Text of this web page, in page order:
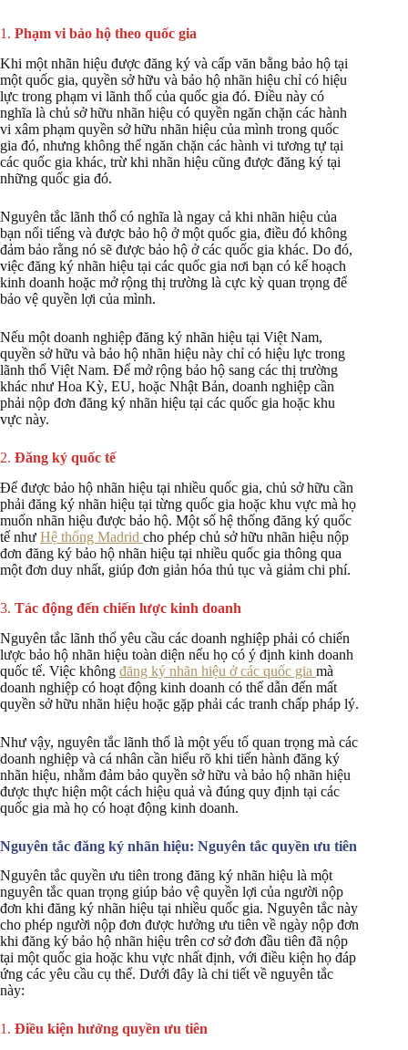
1. Phạm vi bảo hộ theo quốc gia
Khi một nhãn hiệu được đăng ký và cấp văn bằng bảo hộ tại
một quốc gia, quyền sở hữu và bảo hộ nhãn hiệu chỉ có hiệu
lực trong phạm vi lãnh thổ của quốc gia đó. Điều này có
nghĩa là chủ sở hữu nhãn hiệu có quyền ngăn chặn các hành
vi xâm phạm quyền sở hữu nhãn hiệu của mình trong quốc
gia đó, nhưng không thể ngăn chặn các hành vi tương tự tại
các quốc gia khác, trừ khi nhãn hiệu cũng được đăng ký tại
những quốc gia đó.
Nguyên tắc lãnh thổ có nghĩa là ngay cả khi nhãn hiệu của
bạn nổi tiếng và được bảo hộ ở một quốc gia, điều đó không
đảm bảo rằng nó sẽ được bảo hộ ở các quốc gia khác. Do đó,
việc đăng ký nhãn hiệu tại các quốc gia nơi bạn có kế hoạch
kinh doanh hoặc mở rộng thị trường là cực kỳ quan trọng để
bảo vệ quyền lợi của mình.
Nếu một doanh nghiệp đăng ký nhãn hiệu tại Việt Nam,
quyền sở hữu và bảo hộ nhãn hiệu này chỉ có hiệu lực trong
lãnh thổ Việt Nam. Để mở rộng bảo hộ sang các thị trường
khác như Hoa Kỳ, EU, hoặc Nhật Bản, doanh nghiệp cần
phải nộp đơn đăng ký nhãn hiệu tại các quốc gia hoặc khu
vực này.
2. Đăng ký quốc tế
Để được bảo hộ nhãn hiệu tại nhiều quốc gia, chủ sở hữu cần
phải đăng ký nhãn hiệu tại từng quốc gia hoặc khu vực mà họ
muốn nhãn hiệu được bảo hộ. Một số hệ thống đăng ký quốc
tế như Hệ thống Madrid cho phép chủ sở hữu nhãn hiệu nộp
đơn đăng ký bảo hộ nhãn hiệu tại nhiều quốc gia thông qua
một đơn duy nhất, giúp đơn giản hóa thủ tục và giảm chi phí.
3. Tác động đến chiến lược kinh doanh
Nguyên tắc lãnh thổ yêu cầu các doanh nghiệp phải có chiến
lược bảo hộ nhãn hiệu toàn diện nếu họ có ý định kinh doanh
quốc tế. Việc không đăng ký nhãn hiệu ở các quốc gia mà
doanh nghiệp có hoạt động kinh doanh có thể dẫn đến mất
quyền sở hữu nhãn hiệu hoặc gặp phải các tranh chấp pháp lý.
Như vậy, nguyên tắc lãnh thổ là một yếu tố quan trọng mà các
doanh nghiệp và cá nhân cần hiểu rõ khi tiến hành đăng ký
nhãn hiệu, nhằm đảm bảo quyền sở hữu và bảo hộ nhãn hiệu
được thực hiện một cách hiệu quả và đúng quy định tại các
quốc gia mà họ có hoạt động kinh doanh.
Nguyên tắc đăng ký nhãn hiệu: Nguyên tắc quyền ưu tiên
Nguyên tắc quyền ưu tiên trong đăng ký nhãn hiệu là một
nguyên tắc quan trọng giúp bảo vệ quyền lợi của người nộp
đơn khi đăng ký nhãn hiệu tại nhiều quốc gia. Nguyên tắc này
cho phép người nộp đơn được hưởng ưu tiên về ngày nộp đơn
khi đăng ký bảo hộ nhãn hiệu trên cơ sở đơn đầu tiên đã nộp
tại một quốc gia hoặc khu vực nhất định, với điều kiện họ đáp
ứng các yêu cầu cụ thể. Dưới đây là chi tiết về nguyên tắc
này:
1. Điều kiện hưởng quyền ưu tiên